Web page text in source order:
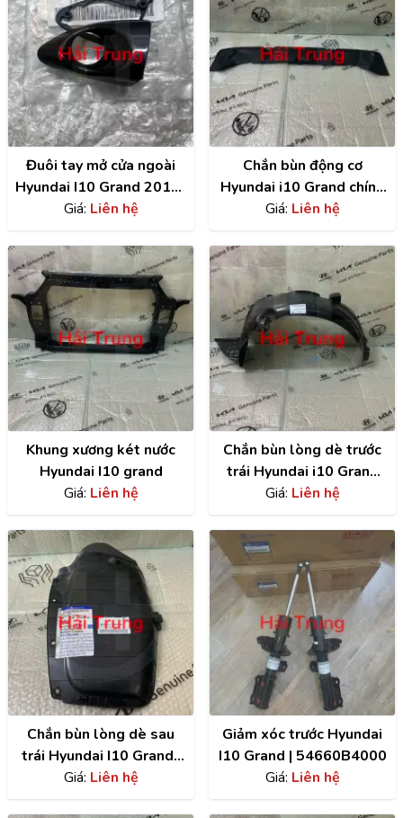
Đuôi tay mở cửa ngoài
Hyundai I10 Grand 2014-
2020 chính hãng
Giá: Liên hệ
Chắn bùn động cơ
Hyundai i10 Grand chính
hãng | 29110B4000
Giá: Liên hệ
Khung xương két nước
Hyundai I10 grand
Giá: Liên hệ
Chắn bùn lòng dè trước
trái Hyundai i10 Grand
chính hãng |
Giá: Liên hệ
Chắn bùn lòng dè sau
trái Hyundai I10 Grand |
86821B4400
Giá: Liên hệ
Giảm xóc trước Hyundai
I10 Grand | 54660B4000
Giá: Liên hệ